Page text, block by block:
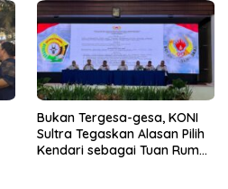
Bukan Tergesa-gesa, KONI
Sultra Tegaskan Alasan Pilih
Kendari sebagai Tuan Rumah